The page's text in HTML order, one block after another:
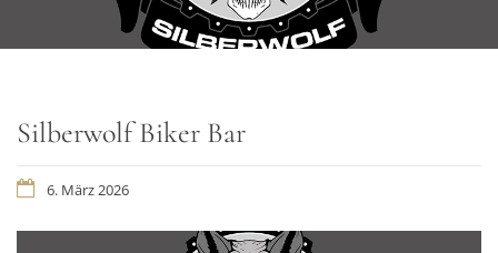
Silberwolf Biker Bar
6. März 2026